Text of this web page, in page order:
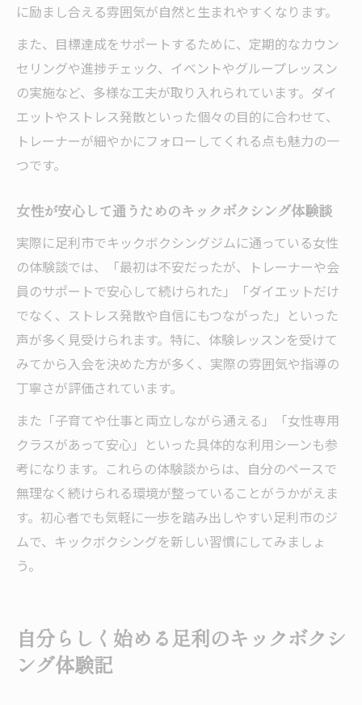
に励まし合える雰囲気が自然と生まれやすくなります。
また、目標達成をサポートするために、定期的なカウン
セリングや進捗チェック、イベントやグループレッスン
の実施など、多様な工夫が取り入れられています。ダイ
エットやストレス発散といった個々の目的に合わせて、
トレーナーが細やかにフォローしてくれる点も魅力の一
つです。
女性が安心して通うためのキックボクシング体験談
実際に足利市でキックボクシングジムに通っている女性
の体験談では、「最初は不安だったが、トレーナーや会
員のサポートで安心して続けられた」「ダイエットだけ
でなく、ストレス発散や自信にもつながった」といった
声が多く見受けられます。特に、体験レッスンを受けて
みてから入会を決めた方が多く、実際の雰囲気や指導の
丁寧さが評価されています。
また「子育てや仕事と両立しながら通える」「女性専用
クラスがあって安心」といった具体的な利用シーンも参
考になります。これらの体験談からは、自分のペースで
無理なく続けられる環境が整っていることがうかがえま
す。初心者でも気軽に一歩を踏み出しやすい足利市のジ
ムで、キックボクシングを新しい習慣にしてみましょ
う。
自分らしく始める足利のキックボクシ
ング体験記